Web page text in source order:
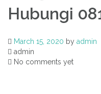
Hubungi
March 15, 2020 by admin
admin
No comments yet